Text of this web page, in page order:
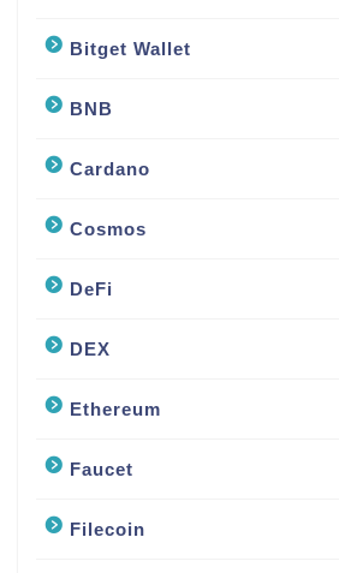
Bitget Wallet
BNB
Cardano
Cosmos
DeFi
DEX
Ethereum
Faucet
Filecoin